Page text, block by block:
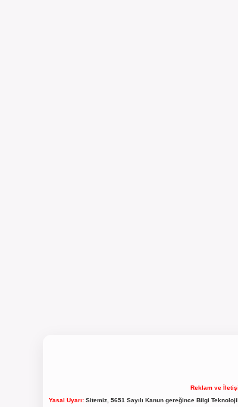
Reklam ve
Yasal Uyarı:Sitemiz, 5651 Sayılı Kanun gereğince Bilgi